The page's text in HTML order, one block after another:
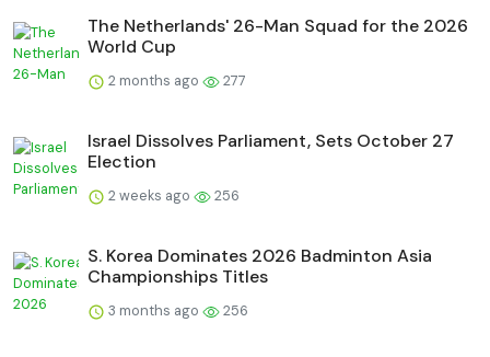
The Netherlands' 26-Man Squad for the 2026
World Cup
2 months ago 277
Israel Dissolves Parliament, Sets October 27
Election
2 weeks ago 256
S. Korea Dominates 2026 Badminton Asia
Championships Titles
3 months ago 256